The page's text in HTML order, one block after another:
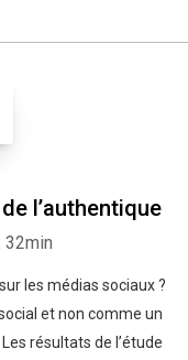
l’authentique
32min
les médias sociaux ?
et non comme un
résultats de l’étude